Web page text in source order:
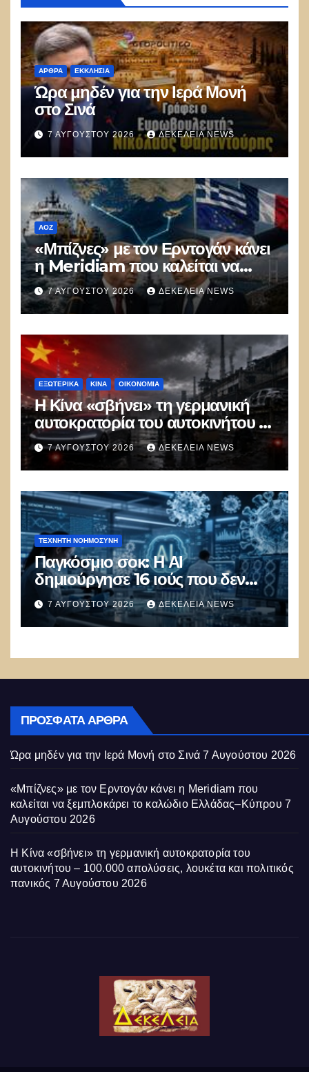
ΑΡΘΡΑ ΕΚΚΛΗΣΊΑ
Ώρα μηδέν για την Ιερά Μονή
στο Σινά
7 ΑΥΓΟΎΣΤΟΥ 2026 ΔΕΚΈΛΕΙΑ NEWS
ΑΟΖ
«Μπίζνες» με τον Ερντογάν κάνει
η Meridiam που καλείται να
ξεμπλοκάρει το καλώδιο
Ελλάδας–Κύπρου
7 ΑΥΓΟΎΣΤΟΥ 2026 ΔΕΚΈΛΕΙΑ NEWS
ΕΞΩΤΕΡΙΚΑ ΚΊΝΑ ΟΙΚΟΝΟΜΙΑ
Η Κίνα «σβήνει» τη γερμανική
αυτοκρατορία του αυτοκινήτου –
100.000 απολύσεις, λουκέτα και
πολιτικός πανικός
7 ΑΥΓΟΎΣΤΟΥ 2026 ΔΕΚΈΛΕΙΑ NEWS
ΤΕΧΝΗΤΉ ΝΟΗΜΟΣΎΝΗ
Παγκόσμιο σοκ: Η ΑΙ
δημιούργησε 16 ιούς που δεν
υπάρχουν στη φύση –
Συναγερμός: Ο εφιάλτης μόλις
άρχισε
7 ΑΥΓΟΎΣΤΟΥ 2026 ΔΕΚΈΛΕΙΑ NEWS
ΠΡΌΣΦΑΤΑ ΆΡΘΡΑ
Ώρα μηδέν για την Ιερά Μονή στο Σινά 7 Αυγούστου 2026
«Μπίζνες» με τον Ερντογάν κάνει η Meridiam που
καλείται να ξεμπλοκάρει το καλώδιο Ελλάδας–Κύπρου 7
Αυγούστου 2026
Η Κίνα «σβήνει» τη γερμανική αυτοκρατορία του
αυτοκινήτου – 100.000 απολύσεις, λουκέτα και πολιτικός
πανικός 7 Αυγούστου 2026